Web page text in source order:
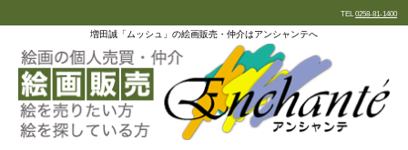
TEL 0258-81-1400
増田誠「ムッシュ」の絵画販売・仲介はアンシャンテへ